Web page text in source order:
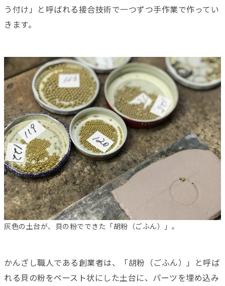
う付け」と呼ばれる接合技術で一つずつ手作業で作ってい
きます。
灰色の土台が、貝の粉でできた「胡粉（ごふん）」。
かんざし職人である創業者は、「胡粉（ごふん）」と呼ば
れる貝の粉をペースト状にした土台に、パーツを埋め込み